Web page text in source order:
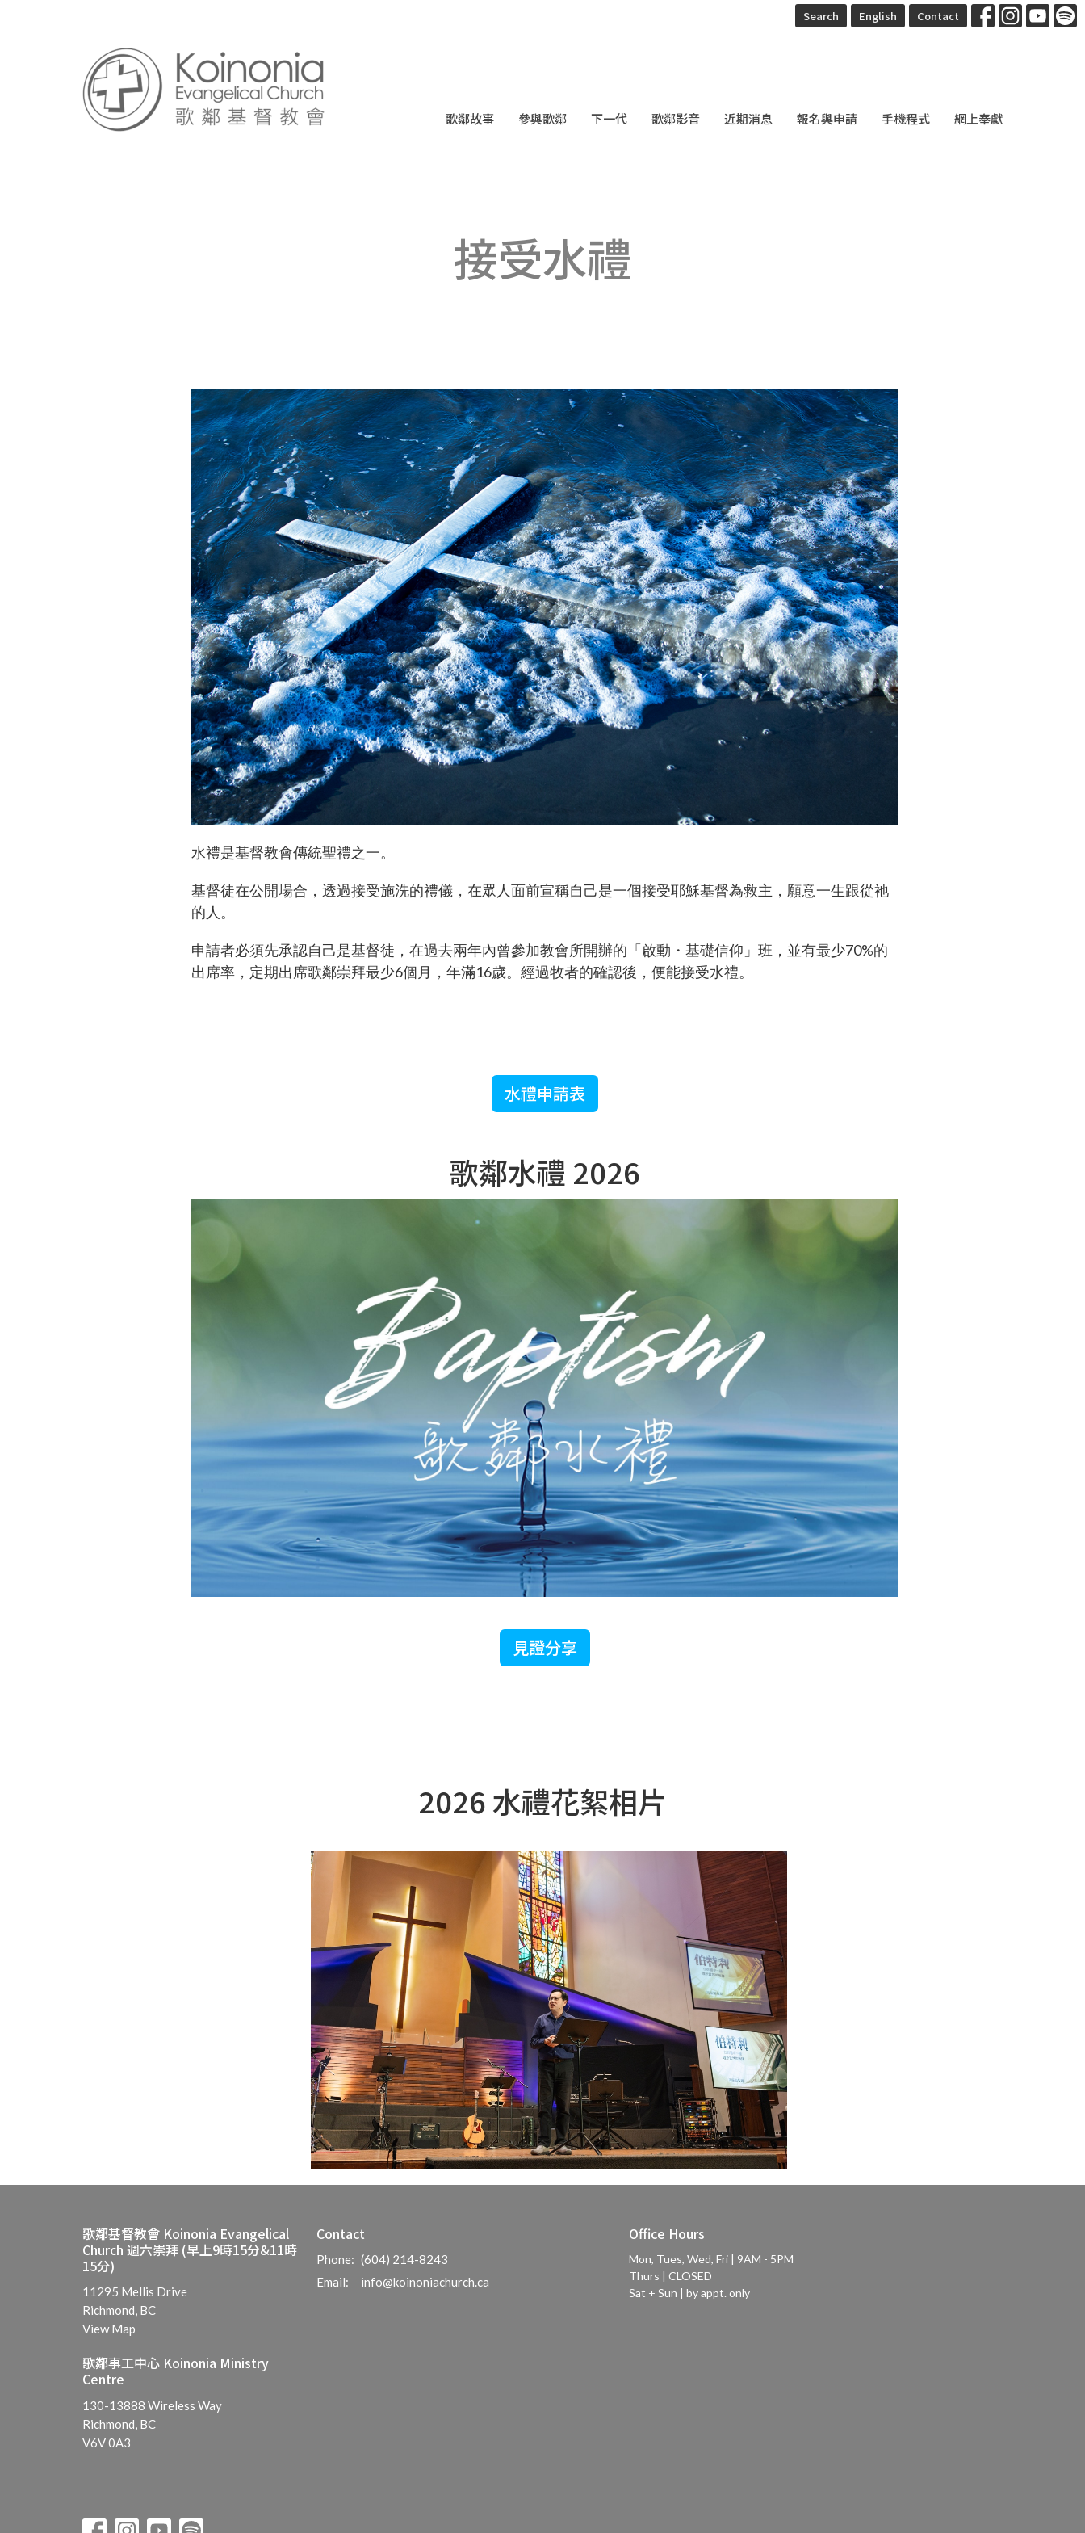
Search English Contact
歌鄰故事 參與歌鄰 下一代 歌鄰影音 近期消息 報名與申請 手機程式 網上奉獻
接受水禮
水禮是基督教會傳統聖禮之一。
基督徒在公開場合，透過接受施洗的禮儀，在眾人面前宣稱自己是一個接受耶穌基督為救主，願意一生跟從祂
的人。
申請者必須先承認自己是基督徒，在過去兩年內曾參加教會所開辦的「啟動・基礎信仰」班，並有最少70%的
出席率，定期出席歌鄰崇拜最少6個月，年滿16歲。經過牧者的確認後，便能接受水禮。
水禮申請表
歌鄰水禮 2026
見證分享
2026 水禮花絮相片
歌鄰基督教會 Koinonia Evangelical
Church 週六崇拜 (早上9時15分&11時
15分)
11295 Mellis Drive
Richmond, BC
View Map
歌鄰事工中心 Koinonia Ministry
Centre
130-13888 Wireless Way
Richmond, BC
V6V 0A3
Contact
Phone: (604) 214-8243
Email: info@koinoniachurch.ca
Office Hours
Mon, Tues, Wed, Fri | 9AM - 5PM
Thurs | CLOSED
Sat + Sun | by appt. only